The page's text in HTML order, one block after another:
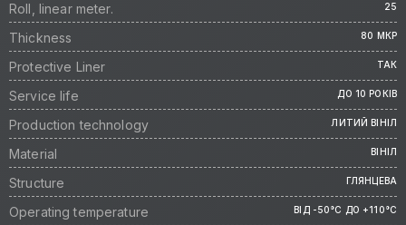
Roll, linear meter. 25
Thickness 80 МКР
Protective Liner ТАК
Service life ДО 10 РОКІВ
Production technology ЛИТИЙ ВІНІЛ
Material ВІНІЛ
Structure ГЛЯНЦЕВА
Operating temperature ВІД -50°C ДО +110°C